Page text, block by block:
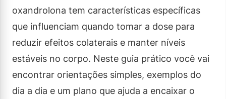
oxandrolona tem características específicas
que influenciam quando tomar a dose para
reduzir efeitos colaterais e manter níveis
estáveis no corpo. Neste guia prático você vai
encontrar orientações simples, exemplos do
dia a dia e um plano que ajuda a encaixar o